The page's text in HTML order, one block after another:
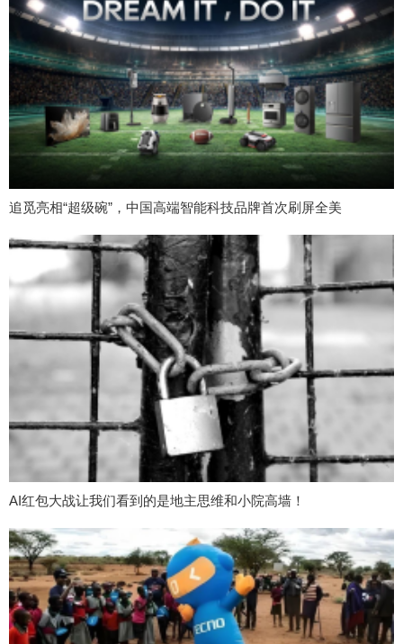
追觅亮相“超级碗”，中国高端智能科技品牌首次刷屏全美
AI红包大战让我们看到的是地主思维和小院高墙！